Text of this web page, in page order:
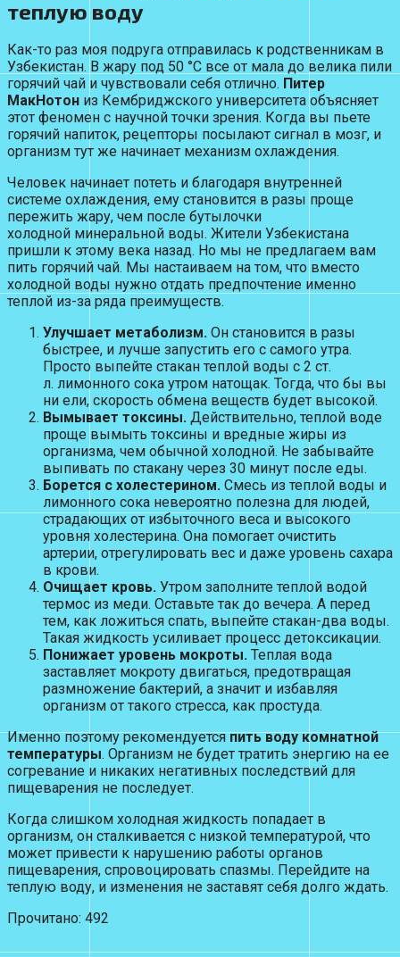
теплую воду
Как-то раз моя подруга отправилась к родственникам в
Узбекистан. В жару под 50 °С все от мала до велика пили
горячий чай и чувствовали себя отлично. Питер
МакНотон из Кембриджского университета объясняет
этот феномен с научной точки зрения. Когда вы пьете
горячий напиток, рецепторы посылают сигнал в мозг, и
организм тут же начинает механизм охлаждения.
Человек начинает потеть и благодаря внутренней
системе охлаждения, ему становится в разы проще
пережить жару, чем после бутылочки
холодной минеральной воды. Жители Узбекистана
пришли к этому века назад. Но мы не предлагаем вам
пить горячий чай. Мы настаиваем на том, что вместо
холодной воды нужно отдать предпочтение именно
теплой из-за ряда преимуществ.
Улучшает метаболизм. Он становится в разы
быстрее, и лучше запустить его с самого утра.
Просто выпейте стакан теплой воды с 2 ст.
л. лимонного сока утром натощак. Тогда, что бы вы
ни ели, скорость обмена веществ будет высокой.
Вымывает токсины. Действительно, теплой воде
проще вымыть токсины и вредные жиры из
организма, чем обычной холодной. Не забывайте
выпивать по стакану через 30 минут после еды.
Борется с холестерином. Смесь из теплой воды и
лимонного сока невероятно полезна для людей,
страдающих от избыточного веса и высокого
уровня холестерина. Она помогает очистить
артерии, отрегулировать вес и даже уровень сахара
в крови.
Очищает кровь. Утром заполните теплой водой
термос из меди. Оставьте так до вечера. А перед
тем, как ложиться спать, выпейте стакан-два воды.
Такая жидкость усиливает процесс детоксикации.
Понижает уровень мокроты. Теплая вода
заставляет мокроту двигаться, предотвращая
размножение бактерий, а значит и избавляя
организм от такого стресса, как простуда.
Именно поэтому рекомендуетсяпить воду комнатной
температуры. Организм не будет тратить энергию на ее
согревание и никаких негативных последствий для
пищеварения не последует.
Когда слишком холодная жидкость попадает в
организм, он сталкивается с низкой температурой, что
может привести к нарушению работы органов
пищеварения, спровоцировать спазмы. Перейдите на
теплую воду, и изменения не заставят себя долго ждать.
Прочитано: 492